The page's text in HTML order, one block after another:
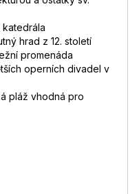
katedrála
hrad z 12. století
promenáda
operních divadel v
pláž vhodná pro